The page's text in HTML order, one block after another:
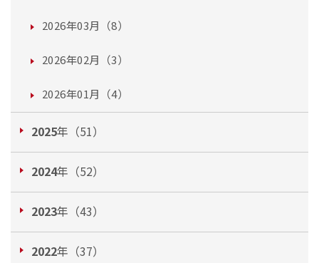
2026年03月（8）
2026年02月（3）
2026年01月（4）
2025年（51）
2024年（52）
2023年（43）
2022年（37）